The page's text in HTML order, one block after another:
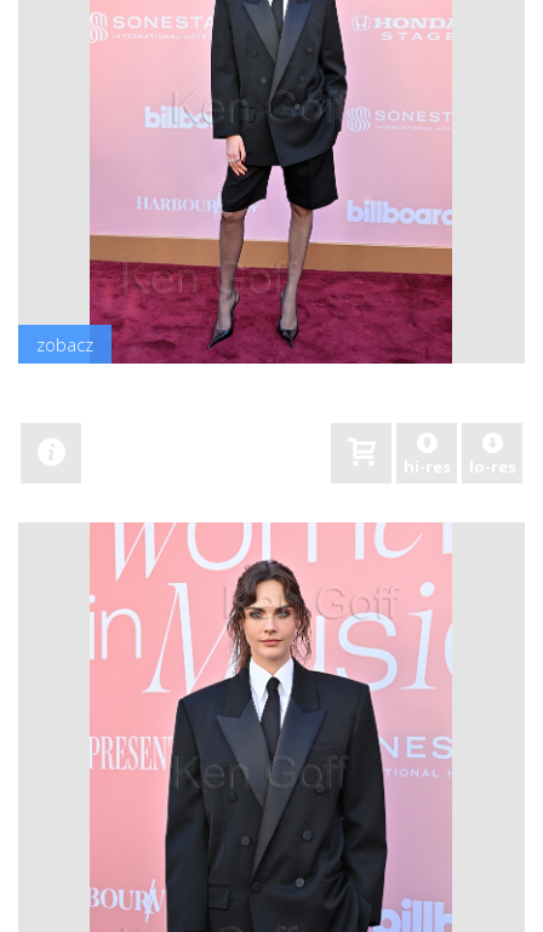
zobacz
hi-res lo-res